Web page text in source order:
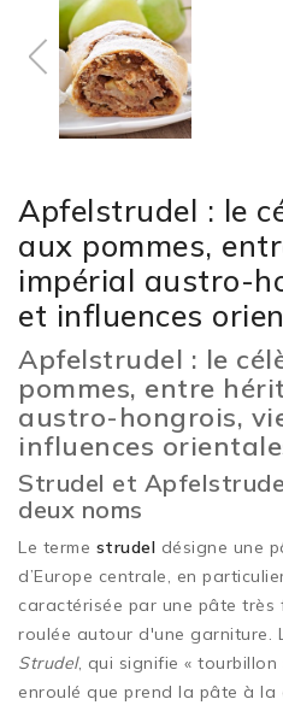
Apfelstrudel : le
aux pommes,
impérial austro-
et influences
Apfelstrudel : le
pommes, entre
austro-hongrois,
influences
Strudel et
deux noms
Le terme strudel désigne une
d’Europe centrale, en
caractérisée par une pâte très
roulée autour d'une garniture.
Strudel, qui signifie « tourbillon
enroulé que prend la pâte à la